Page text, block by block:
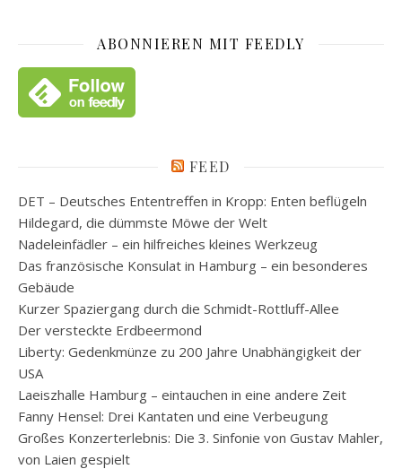
ABONNIEREN MIT FEEDLY
FEED
DET – Deutsches Ententreffen in Kropp: Enten beflügeln
Hildegard, die dümmste Möwe der Welt
Nadeleinfädler – ein hilfreiches kleines Werkzeug
Das französische Konsulat in Hamburg – ein besonderes
Gebäude
Kurzer Spaziergang durch die Schmidt-Rottluff-Allee
Der versteckte Erdbeermond
Liberty: Gedenkmünze zu 200 Jahre Unabhängigkeit der
USA
Laeiszhalle Hamburg – eintauchen in eine andere Zeit
Fanny Hensel: Drei Kantaten und eine Verbeugung
Großes Konzerterlebnis: Die 3. Sinfonie von Gustav Mahler,
von Laien gespielt